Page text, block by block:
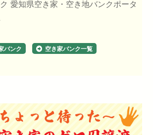
愛知県空き家・空き地バンクポータ
バンク 空き家バンク一覧